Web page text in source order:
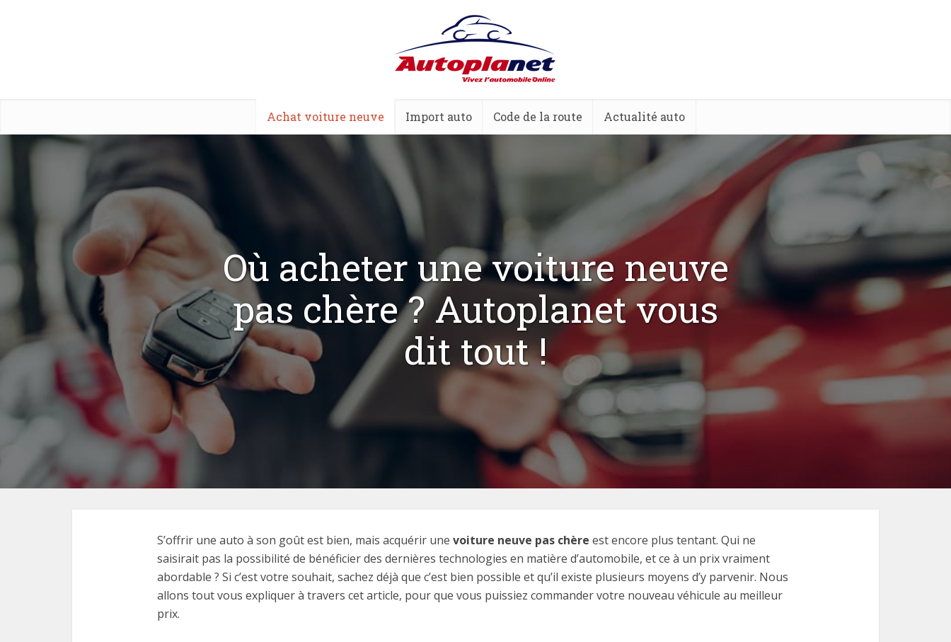
Achat voiture neuve Import auto Code de la route Actualité auto
Où acheter une voiture neuve
pas chère ? Autoplanet vous
dit tout !
S’offrir une auto à son goût est bien, mais acquérir une voiture neuve pas chère est encore plus tentant. Qui ne
saisirait pas la possibilité de bénéficier des dernières technologies en matière d’automobile, et ce à un prix vraiment
abordable ? Si c’est votre souhait, sachez déjà que c’est bien possible et qu’il existe plusieurs moyens d’y parvenir. Nous
allons tout vous expliquer à travers cet article, pour que vous puissiez commander votre nouveau véhicule au meilleur
prix.